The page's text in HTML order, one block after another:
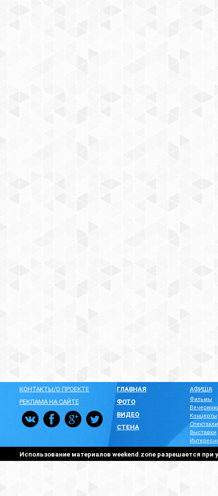
КОНТАКТЫ/О ПРОЕКТЕ
РЕКЛАМА НА САЙТЕ
ГЛАВНАЯ
ФОТО
ВИДЕО
СТЕНА
АФИША
Фильмы
Концерты
Спектакли
Выставки
Использование материалов weekend.zone разрешается